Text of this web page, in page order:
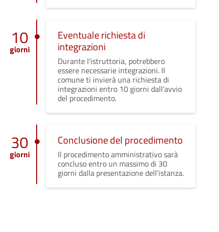
10
giorni
Eventuale richiesta di
integrazioni
Durante l'istruttoria, potrebbero
essere necessarie integrazioni. Il
comune ti invierà una richiesta di
integrazioni entro 10 giorni dall'avvio
del procedimento.
30
giorni
Conclusione del procedimento
Il procedimento amministrativo sarà
concluso entro un massimo di 30
giorni dalla presentazione dell'istanza.